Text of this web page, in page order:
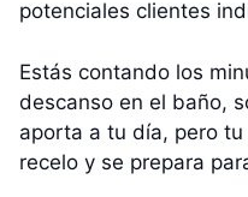
potenciales clientes
Estás contando los
descanso en el baño,
aporta a tu día, pero
recelo y se prepara